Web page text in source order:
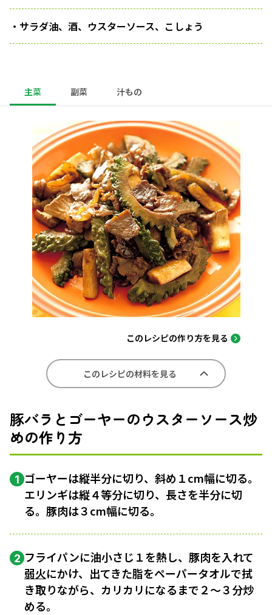
・サラダ油、酒、ウスターソース、こしょう
主菜 副菜 汁もの
このレシピの作り方を見る
このレシピの材料を見る
豚バラとゴーヤーのウスターソース炒
めの作り方
1 ゴーヤーは縦半分に切り、斜め１cm幅に切る。
エリンギは縦４等分に切り、長さを半分に切
る。豚肉は３cm幅に切る。
2 フライパンに油小さじ１を熱し、豚肉を入れて
弱火にかけ、出てきた脂をペーパータオルで拭
き取りながら、カリカリになるまで２〜３分炒
める。